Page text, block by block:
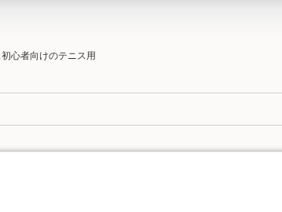
心者向けのテニス用